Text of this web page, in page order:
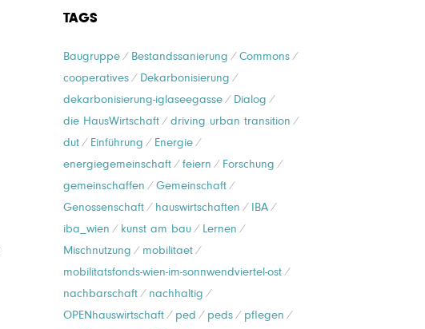
TAGS
Baugruppe Bestandssanierung
Commons
cooperatives
Dekarbonisierung
dekarbonisierung-iglaseegasse
Dialog
die HausWirtschaft
driving urban transition
dut
Einführung
Energie
energiegemeinschaft
feiern
Forschung
gemeinschaffen
Gemeinschaft
Genossenschaft
hauswirtschaften
IBA
iba_wien
kunst am bau
Lernen
Mischnutzung
mobilitaet
mobilitatsfonds-wien-im-sonnwendviertel-ost
nachbarschaft
nachhaltig
OPENhauswirtschaft
ped peds
pflegen